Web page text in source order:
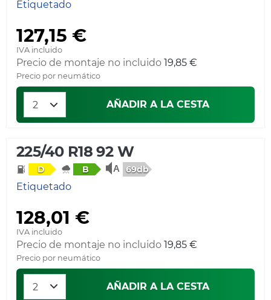
Etiquetado
127,15 €
IVA incluido
Precio de montaje no incluido 19,85 €
Precio por neumático
AÑADIR A LA CESTA
225/40 R18 92 W
D B 69db
Etiquetado
128,01 €
IVA incluido
Precio de montaje no incluido 19,85 €
Precio por neumático
AÑADIR A LA CESTA